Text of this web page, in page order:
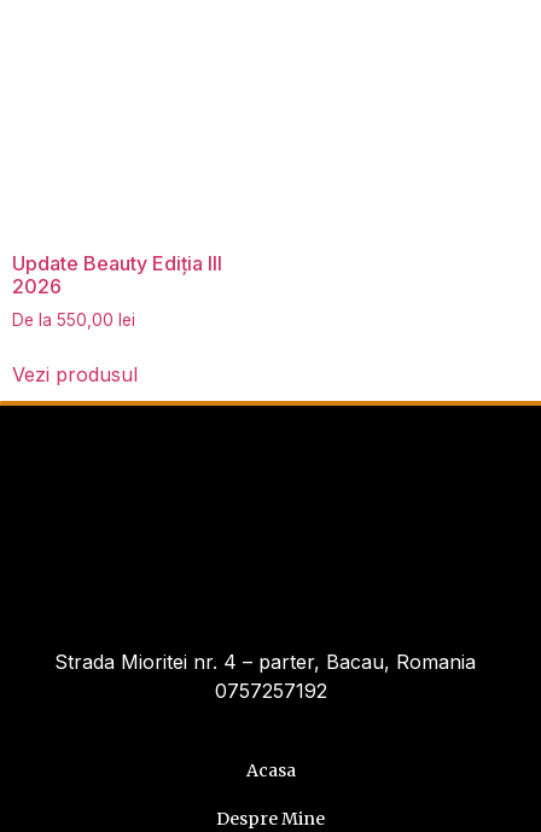
Update Beauty Ediția III
2026
De la 550,00 lei
Vezi produsul
Strada Mioritei nr. 4 – parter, Bacau, Romania|
0757257192
Acasa
Despre Mine